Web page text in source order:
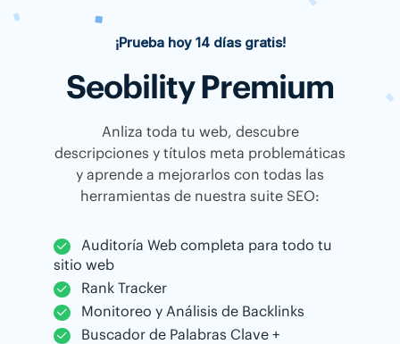
¡Prueba hoy 14 días gratis!
Seobility Premium
Anliza toda tu web, descubre
descripciones y títulos meta problemáticas
y aprende a mejorarlos con todas las
herramientas de nuestra suite SEO:
Auditoría Web completa para todo tu
sitio web
Rank Tracker
Monitoreo y Análisis de Backlinks
Buscador de Palabras Clave +